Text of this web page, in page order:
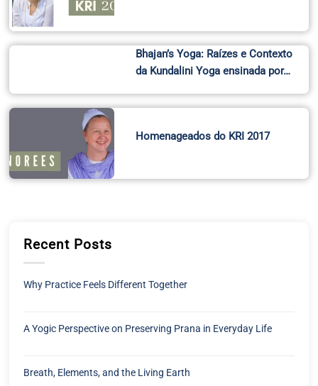
Bhajan’s Yoga: Raízes e Contexto
da Kundalini Yoga ensinada por…
Homenageados do KRI 2017
Recent Posts
Why Practice Feels Different Together
A Yogic Perspective on Preserving Prana in Everyday Life
Breath, Elements, and the Living Earth